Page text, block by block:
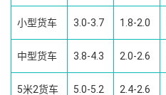
小型货车 3.0-3.7 1.8-2.0
中型货车 3.8-4.3 2.0-2.6
5米2货车 5.0-5.2 2.4-2.6